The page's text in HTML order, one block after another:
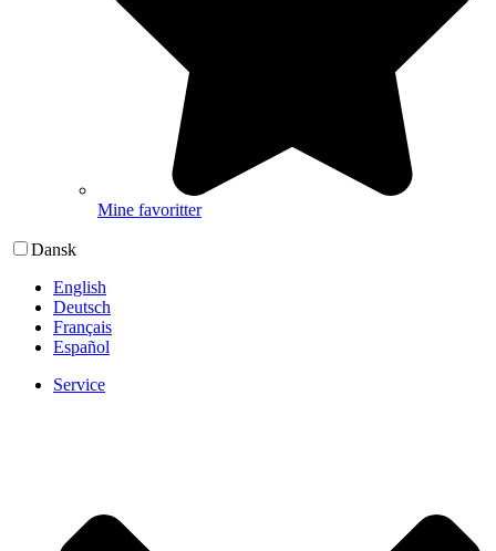
Mine favoritter
Dansk
English
Deutsch
Français
Español
Service